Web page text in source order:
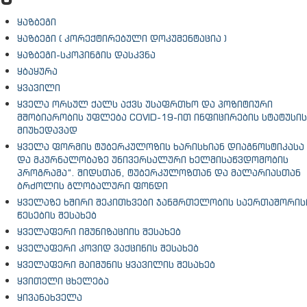
ყაზბეგი
ყაზბეგი ( კორექტირებული დოკუმენტაცია )
ყაზბეგი-სკოპინგის დასკვნა
ყბაყურა
ყვავილი
ყველა ორსულ ქალს აქვს უსაფრთხო და პოზიტიური
მშობიარობის უფლება COVID-19-ით ინფიცირების სტატუსის
მიუხედავად
ყველა ფორმის ტუბერკულოზის ხარისხიან დიაგნოსტიკასა
და მკურნალობაზე უნივერსალური ხელმისაწვდომობის
პროგრამა“. შიდსთან, ტუბერკულოზთან და მალარიასთან
ბრძოლის გლობალური ფონდი
ყველაზე ხშირი შეკითხვები ჯანმრთელობის
წესების შესახებ
ყველაფერი იმუნიზაციის შესახებ
ყველაფერი კოვიდ ვაქცინის შესახებ
ყველაფერი მაიმუნის ყვავილის შესახებ
ყვითელი ცხელება
ყივანახველა